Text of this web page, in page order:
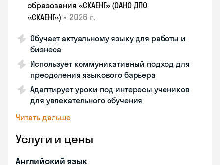
образования «СКАЕНГ» (ОАНО ДПО
«СКАЕНГ») • 2026 г.
Обучает актуальному языку для работы и
бизнеса
Использует коммуникативный подход для
преодоления языкового барьера
Адаптирует уроки под интересы учеников
для увлекательного обучения
Читать дальше
Услуги и цены
Английский язык